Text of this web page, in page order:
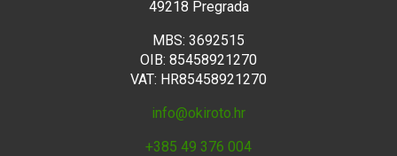
49218 Pregrada
MBS: 3692515
OIB: 85458921270
VAT: HR85458921270
info@okiroto.hr
+385 49 376 004